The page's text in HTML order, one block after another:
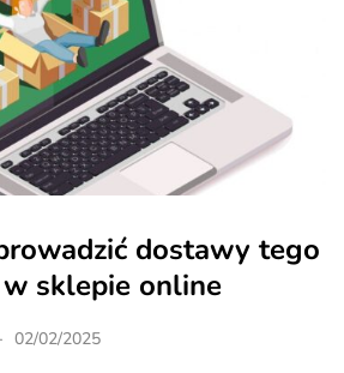
dostawy tego
sklepie online
02/02/2025